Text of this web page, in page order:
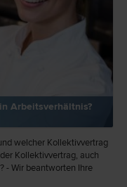
Arbeitsverhältnis?
welcher Kollektivvertrag
Kollektivvertrag, auch
- Wir beantworten Ihre